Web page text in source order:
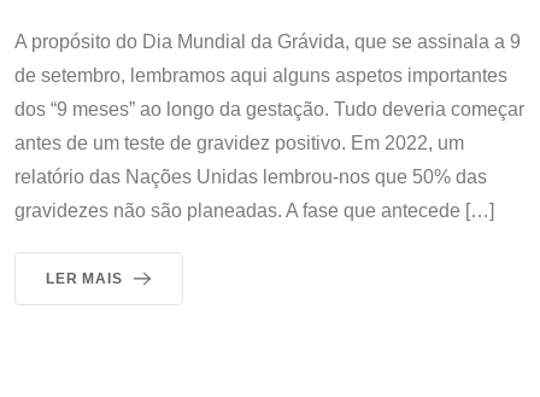
A propósito do Dia Mundial da Grávida, que se assinala a 9
de setembro, lembramos aqui alguns aspetos importantes
dos “9 meses” ao longo da gestação. Tudo deveria começar
antes de um teste de gravidez positivo. Em 2022, um
relatório das Nações Unidas lembrou-nos que 50% das
gravidezes não são planeadas. A fase que antecede […]
LER MAIS